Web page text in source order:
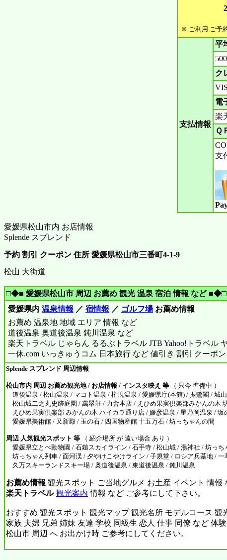
※ ご利用 ご予
支払情報
平
ク
電
楽
Ｑ
支
愛媛県松山市内 お店情報
Splende スプレンド
予約 割引 クーポン 住所 愛媛県松山市三番町4-1-9
松山 大街道
□◆■ 愛媛県松山市 周辺 お薦め 観光 温泉 宿泊 情報 など ■◆□
愛媛県内 温泉情報 ／ 宿情報 ／ ゴルフ場お薦め情報
お薦め 温泉地 地域 エリア 情報 など
道後温泉 奥道後温泉 鈍川温泉 など
楽天トラベル じゃらん るるぶトラベル JTB Yahoo!トラベル
一休.com いっきゅうコム 日本旅行 など 値引き 割引 クーポ
Splende スプレンド 周辺情報
松山市内 周辺 お薦め観光地 / お店情報 / インスタ映え 等 （ 只今 準備中 ）
道後温泉 / 松山温泉 / マコト温泉 / 権現温泉 / 愛媛県庁(本館) / 振鷺閣 / 城
松山城二之丸史跡庭園 / 萬翠荘 / 力舎本店 / えひめ果実倶楽部みかんの木
えひめ果実倶楽部 みかんの木 ハイカラ通り店 / 媛彦温泉 / 星乃岡温泉 / 坂
愛媛県美術館 / 又新殿 / 玉の石 / 四国物産館 十五万石 / 坊っちゃんの間
周辺 人気観光スポット 等 （ 紹介場所 が 遠い場合 あり ）
愛媛県立とべ動物園 / 石鎚スカイライン / 石手寺 / 松山城 / 湯神社 / 坊っち
坊っちゃん列車 / 面河渓 / 夕やけこやけライン / 子規堂 / ロシア兵墓地 / 一
久万スキーランドスキー場 / 奥道後温泉 / 東道後温泉 / 鈍川温泉
お薦め情報 観光スポット ご当地グルメ お土産 イベント 情報
楽天トラベル 観光案内 情報 など ご参考にして下さい。
おすすめ 観光スポット 観光マップ 観光名所 モデルコース 観
家族 夫婦 兄弟 姉妹 友達 学校 同級生 恋人 仕事 同僚 など 体
松山市 周辺 へ お出かけ時 ご参考にしてください。